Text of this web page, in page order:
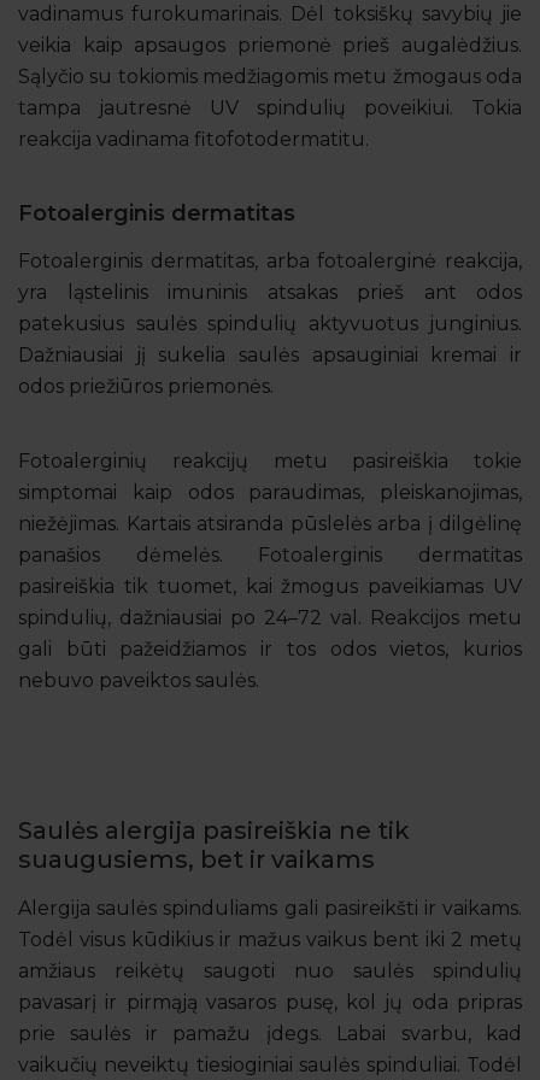
vadinamus furokumarinais. Dėl toksiškų savybių jie
veikia kaip apsaugos priemonė prieš augalėdžius.
Sąlyčio su tokiomis medžiagomis metu žmogaus oda
tampa jautresnė UV spindulių poveikiui. Tokia
reakcija vadinama fitofotodermatitu.
Fotoalerginis dermatitas
Fotoalerginis dermatitas, arba fotoalerginė reakcija,
yra ląstelinis imuninis atsakas prieš ant odos
patekusius saulės spindulių aktyvuotus junginius.
Dažniausiai jį sukelia saulės apsauginiai kremai ir
odos priežiūros priemonės.
Fotoalerginių reakcijų metu pasireiškia tokie
simptomai kaip odos paraudimas, pleiskanojimas,
niežėjimas. Kartais atsiranda pūslelės arba į dilgėlinę
panašios dėmelės. Fotoalerginis dermatitas
pasireiškia tik tuomet, kai žmogus paveikiamas UV
spindulių, dažniausiai po 24–72 val. Reakcijos metu
gali būti pažeidžiamos ir tos odos vietos, kurios
nebuvo paveiktos saulės.
Saulės alergija pasireiškia ne tik
suaugusiems, bet ir vaikams
Alergija saulės spinduliams gali pasireikšti ir vaikams.
Todėl visus kūdikius ir mažus vaikus bent iki 2 metų
amžiaus reikėtų saugoti nuo saulės spindulių
pavasarį ir pirmąją vasaros pusę, kol jų oda pripras
prie saulės ir pamažu įdegs. Labai svarbu, kad
vaikučių neveiktų tiesioginiai saulės spinduliai. Todėl